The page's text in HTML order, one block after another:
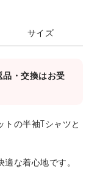
サイズ
・交換はお受
トの半袖Tシャツと
な着心地です。